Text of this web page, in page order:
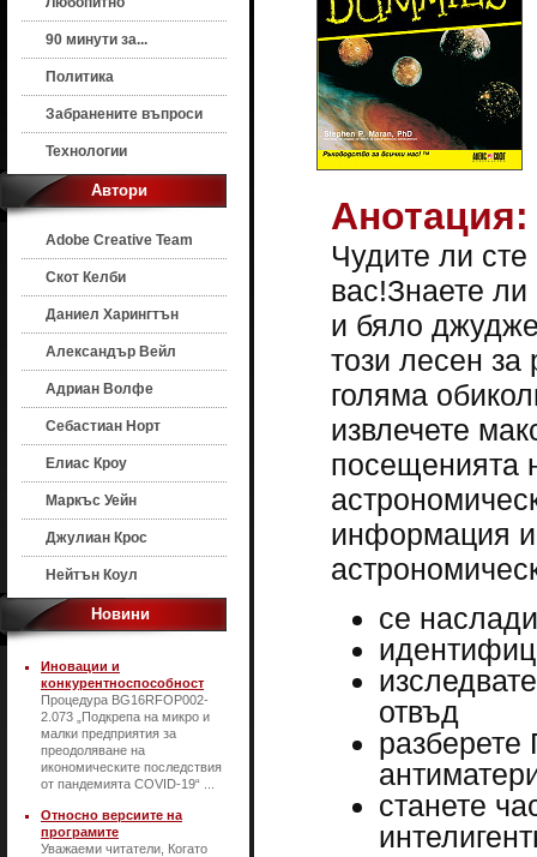
90 минути за...
Политика
Забранените въпроси
Технологии
Автори
Adobe Creative Team
Скот Келби
Даниел Харингтън
Александър Вейл
Адриан Волфе
Себастиан Норт
Елиас Кроу
Маркъс Уейн
Джулиан Крос
Нейтън Коул
Новини
Иновации и
конкурентноспособност
Процедура BG16RFOP002-
2.073 „Подкрепа на микро и
малки предприятия за
преодоляване на
икономическите последствия
от пандемията COVID-19“ ...
Относно версиите на
програмите
Уважаеми читатели, Когато
Анотация:
Чудите ли сте
вас!Знаете ли
и бяло
този лесен за
голяма
извлечете
посещенията
информация и
се
отвъд
разберете
станете